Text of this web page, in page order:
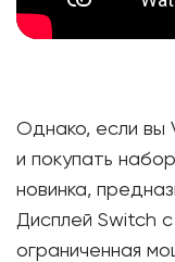
Однако, если вы
и покупать
новинка,
Дисплей Switch
ограниченная